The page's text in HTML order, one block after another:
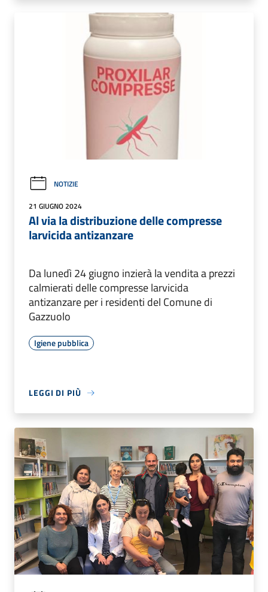
NOTIZIE
21 GIUGNO 2024
Al via la distribuzione delle compresse
larvicida antizanzare
Da lunedì 24 giugno inzierà la vendita a prezzi
calmierati delle compresse larvicida
antizanzare per i residenti del Comune di
Gazzuolo
Igiene pubblica
LEGGI DI PIÙ